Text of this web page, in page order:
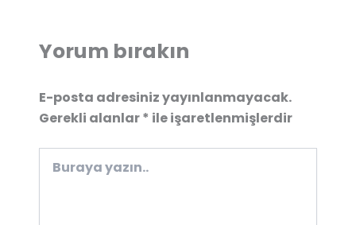
Yorum bırakın
E-posta adresiniz yayınlanmayacak.
Gerekli alanlar* ile işaretlenmişlerdir
yazın..